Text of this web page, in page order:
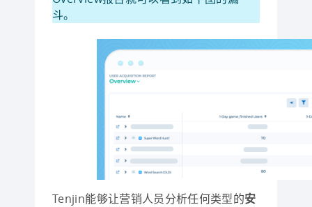
斗。
Tenjin能够让营销人员分析任何类型的安